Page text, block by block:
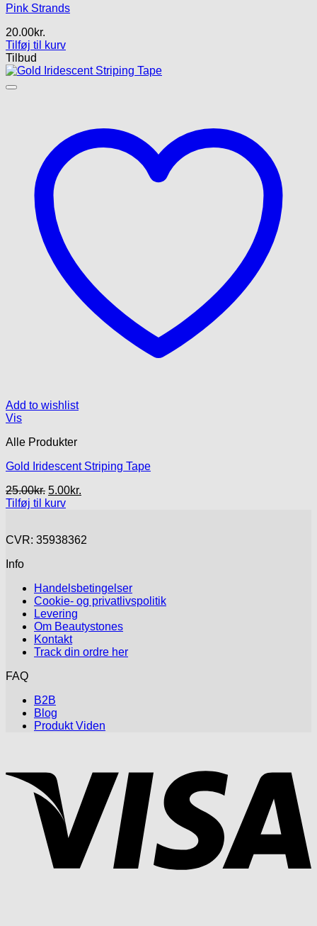
Pink Strands
20.00kr.
Tilføj til kurv
Tilbud
Add to wishlist
Vis
Alle Produkter
Gold Iridescent Striping Tape
25.00kr. Den
oprindelige
25.00kr..
5.00kr.
5.00kr..
Tilføj til kurv
CVR: 35938362
Info
Handelsbetingelser
Cookie- og privatlivspolitik
Levering
Om Beautystones
Kontakt
Track din ordre her
FAQ
B2B
Blog
Produkt Viden